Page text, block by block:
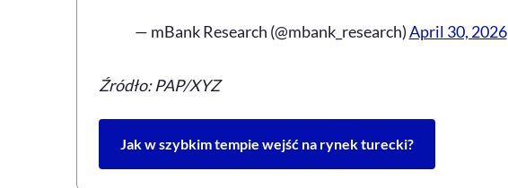
— mBank Research (@mbank_research)April 30, 2026
Źródło: PAP/XYZ
Jak w szybkim tempie wejść na rynek turecki?